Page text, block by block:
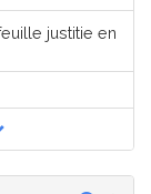
justitie en